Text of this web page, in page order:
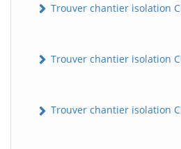
Trouver chantier isolation
Trouver chantier isolation
Trouver chantier isolation